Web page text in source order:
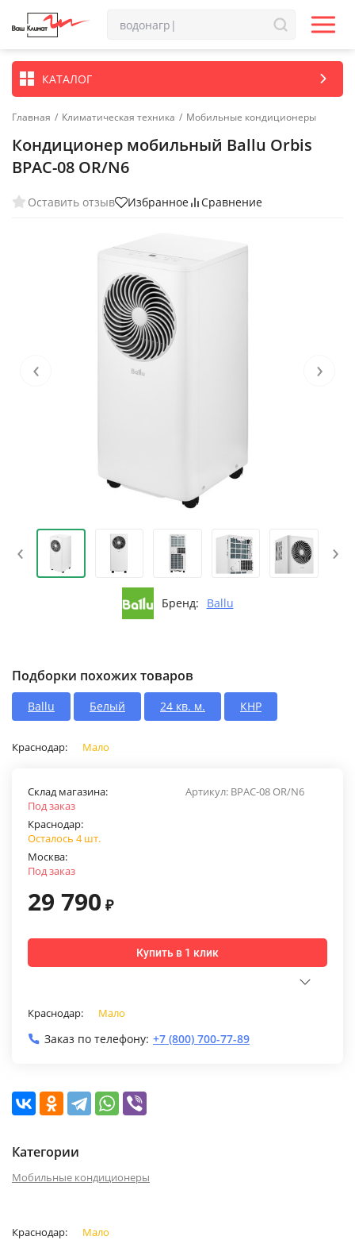
КАТАЛОГ
Главная / Климатическая техника / Мобильные кондиционеры
Кондиционер мобильный Ballu Orbis
BPAC-08 OR/N6
Оставить отзыв Избранное Сравнение
‹ ›
‹ ›
Бренд: Ballu
Подборки похожих товаров
Ballu Белый 24 кв. м. КНР
Краснодар: Мало
Артикул: BPAC-08 OR/N6
Склад магазина:
Под заказ
Краснодар:
Осталось 4 шт.
Москва:
Под заказ
29 790 ₽
Купить в 1 клик
Краснодар: Мало
Заказ по телефону: +7 (800) 700-77-89
Категории
Мобильные кондиционеры
Краснодар: Мало